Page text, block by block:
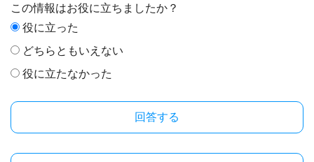
この情報はお役に立ちましたか？
役に立った
どちらともいえない
役に立たなかった